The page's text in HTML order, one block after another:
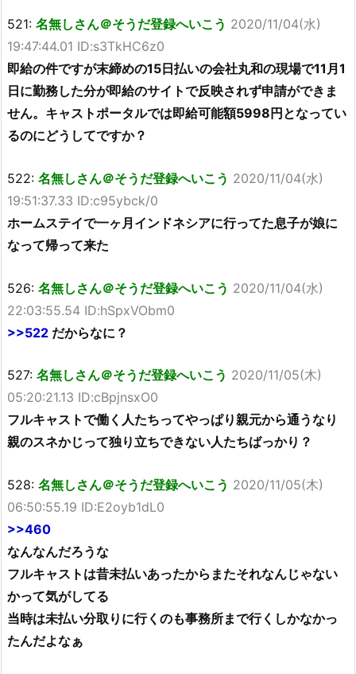
521: 名無しさん＠そうだ登録へいこう 2020/11/04(水)
19:47:44.01 ID:s3TkHC6z0
即給の件ですが末締めの15日払いの会社丸和の現場で11月1
日に勤務した分が即給のサイトで反映されず申請ができま
せん。キャストポータルでは即給可能額5998円となってい
るのにどうしてですか？
522: 名無しさん＠そうだ登録へいこう 2020/11/04(水)
19:51:37.33 ID:c95ybck/0
ホームステイで一ヶ月インドネシアに行ってた息子が娘に
なって帰って来た
526: 名無しさん＠そうだ登録へいこう 2020/11/04(水)
22:03:55.54 ID:hSpxVObm0
>>522 だからなに？
527: 名無しさん＠そうだ登録へいこう 2020/11/05(木)
05:20:21.13 ID:cBpjnsxO0
フルキャストで働く人たちってやっぱり親元から通うなり
親のスネかじって独り立ちできない人たちばっかり？
528: 名無しさん＠そうだ登録へいこう 2020/11/05(木)
06:50:55.19 ID:E2oyb1dL0
>>460
なんなんだろうな
フルキャストは昔未払いあったからまたそれなんじゃない
かって気がしてる
当時は未払い分取りに行くのも事務所まで行くしかなかっ
たんだよなぁ